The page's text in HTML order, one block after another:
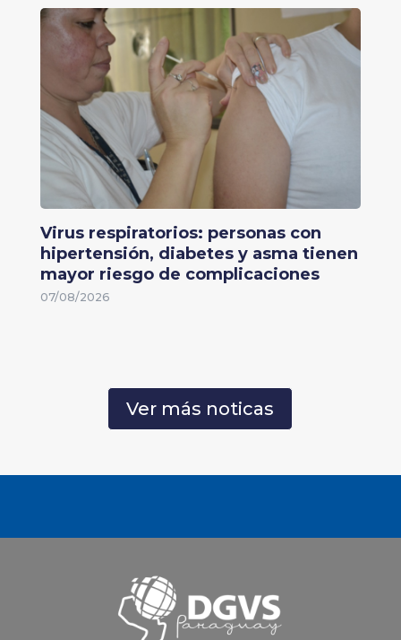
Virus respiratorios: personas con
hipertensión, diabetes y asma tienen
mayor riesgo de complicaciones
07/08/2026
Ver más noticas